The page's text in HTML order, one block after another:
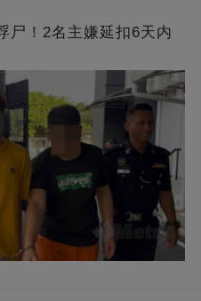
尸！2名主嫌延扣6天内